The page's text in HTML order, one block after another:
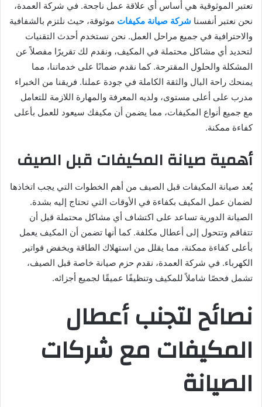
تعتبر الموثوقية هي أساس أي علاقة عمل ناجحة. في شركة العمدة،
نحن نعتبر أنفسنا شركة صيانة مكيفات موثوقة، حيث نلتزم بالشفافية
والاحترافية في جميع مراحل العمل. نحن نستخدم أحدث التقنيات
لتحديد أي مشاكل محتملة في المكيف، ونقدم لك تقريرًا مفصلاً عن
المشكلة والحلول المقترحة. كما نقدم ضمانًا على خدماتنا، مما
يمنحك راحة البال والثقة الكاملة في جودة عملنا. فريقنا من الخبراء
مدرب على أعلى مستوى، ولديه المعرفة والمهارة اللازمة للتعامل
مع جميع أنواع المكيفات، مما يضمن أن مكيفك سيعود للعمل بأعلى
كفاءة ممكنة.
أهمية صيانة المكيفات قبل الصيف
يُعد صيانة المكيفات قبل الصيف من أهم الخطوات التي يجب اتخاذها
لضمان عمل المكيف بكفاءة في الأوقات التي تحتاج إليه بشدة.
الصيانة الدورية تساعد على اكتشاف أي مشاكل محتملة قبل أن
تتفاقم وتتحول إلى أعطال مكلفة. كما أنها تضمن أن المكيف يعمل
بأعلى كفاءة ممكنة، مما يقلل من استهلاك الطاقة ويخفض فواتير
الكهرباء. في شركة العمدة، نقدم حزم صيانة خاصة قبل الصيف،
تشمل فحصًا شاملاً للمكيف وتنظيفًا عميقًا لجميع أجزائه.
نصائح لتجنب أعطال
المكيفات مع شركات
الصيانة